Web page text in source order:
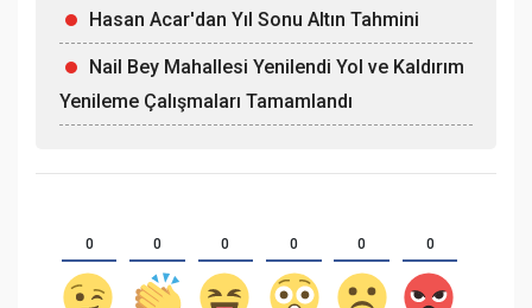
Hasan Acar'dan Yıl Sonu Altın Tahmini
Nail Bey Mahallesi Yenilendi Yol ve Kaldırım
Yenileme Çalışmaları Tamamlandı
0 0 0 0 0 0